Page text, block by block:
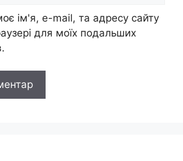
ім'я, e-mail, та адресу сайту
для моїх подальших